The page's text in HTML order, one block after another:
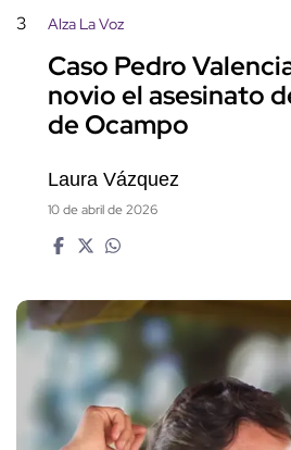
3 Alza La Voz
Caso Pedro
novio el asesinato
de Ocampo
Laura Vázquez
10 de abril de 2026